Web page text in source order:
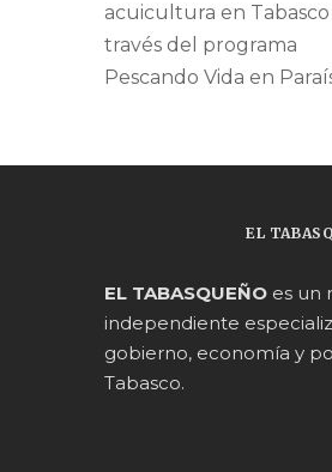
acuicultura en Tabasco
través del programa
Pescando Vida en
EL
EL TABASQUEÑO es un
independiente
gobierno, economía y
Tabasco.